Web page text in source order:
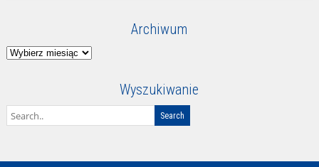
Archiwum
Archiwum
Wyszukiwanie